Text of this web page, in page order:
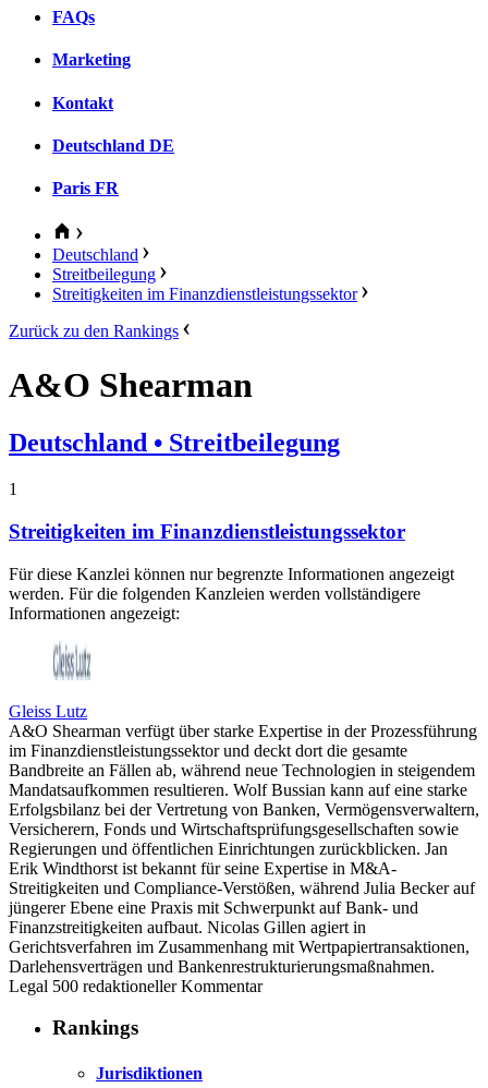
FAQs
Marketing
Kontakt
Deutschland DE
Paris FR
Deutschland
Streitbeilegung
Streitigkeiten im Finanzdienstleistungssektor
Zurück zu den Rankings
A&O Shearman
Deutschland • Streitbeilegung
1
Streitigkeiten im Finanzdienstleistungssektor
Für diese Kanzlei können nur begrenzte Informationen angezeigt
werden. Für die folgenden Kanzleien werden vollständigere
Informationen angezeigt:
Gleiss Lutz
A&O Shearman verfügt über starke Expertise in der Prozessführung
im Finanzdienstleistungssektor und deckt dort die gesamte
Bandbreite an Fällen ab, während neue Technologien in steigendem
Mandatsaufkommen resultieren. Wolf Bussian kann auf eine starke
Erfolgsbilanz bei der Vertretung von Banken, Vermögensverwaltern,
Versicherern, Fonds und Wirtschaftsprüfungsgesellschaften sowie
Regierungen und öffentlichen Einrichtungen zurückblicken. Jan
Erik Windthorst ist bekannt für seine Expertise in M&A-
Streitigkeiten und Compliance-Verstößen, während Julia Becker auf
jüngerer Ebene eine Praxis mit Schwerpunkt auf Bank- und
Finanzstreitigkeiten aufbaut. Nicolas Gillen agiert in
Gerichtsverfahren im Zusammenhang mit Wertpapiertransaktionen,
Darlehensverträgen und Bankenrestrukturierungsmaßnahmen.
Legal 500 redaktioneller Kommentar
Rankings
Jurisdiktionen